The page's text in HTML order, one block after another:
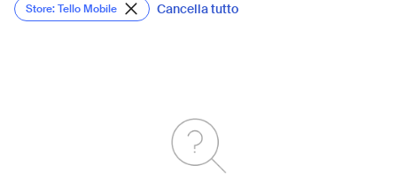
Store: Tello Mobile Cancella tutto